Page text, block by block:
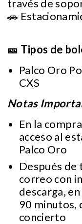
través de
🚗
🎫 Tipos de
Palco Oro
CXS
Notas
En la
acceso al
Palco Oro
Después de
correo con
descarga,
90 minutos,
concierto